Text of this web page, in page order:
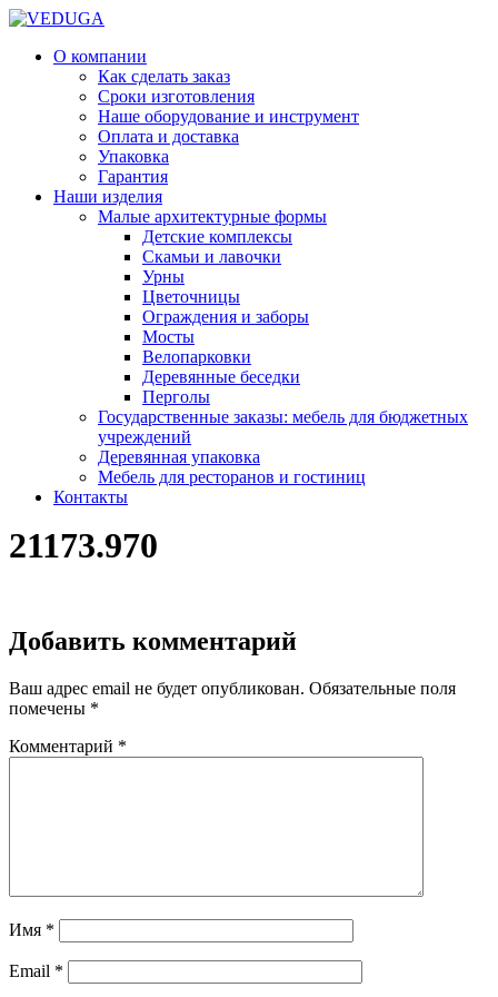
О компании
Как сделать заказ
Сроки изготовления
Наше оборудование и инструмент
Оплата и доставка
Упаковка
Гарантия
Наши изделия
Малые архитектурные формы
Детские комплексы
Скамьи и лавочки
Урны
Цветочницы
Ограждения и заборы
Мосты
Велопарковки
Деревянные беседки
Перголы
Государственные заказы: мебель для бюджетных
учреждений
Деревянная упаковка
Мебель для ресторанов и гостиниц
Контакты
21173.970
Добавить комментарий
Ваш адрес email не будет опубликован. Обязательные поля
помечены *
Комментарий *
Имя *
Email *